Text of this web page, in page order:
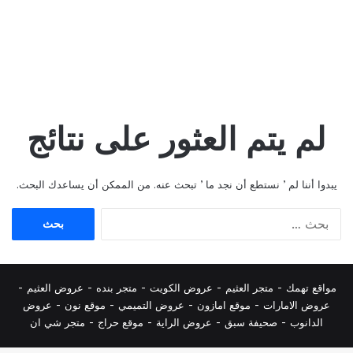
لم يتم العثور على نتائج
يبدوا أننا لم ’ نستطع أن نجد ما ’ تبحث عنه. من الممكن أن يساعدك البحث.
مواقع تهمك - متجر العثيم - عروض الكويت - متجر بنده - عروض العثيم -
عروض الامارات - موقع امازون - عروض التميمي - موقع نون - عروض
الدانوب - صحيفة سبق - عروض الراية - موقع حراج - متجر شي ان